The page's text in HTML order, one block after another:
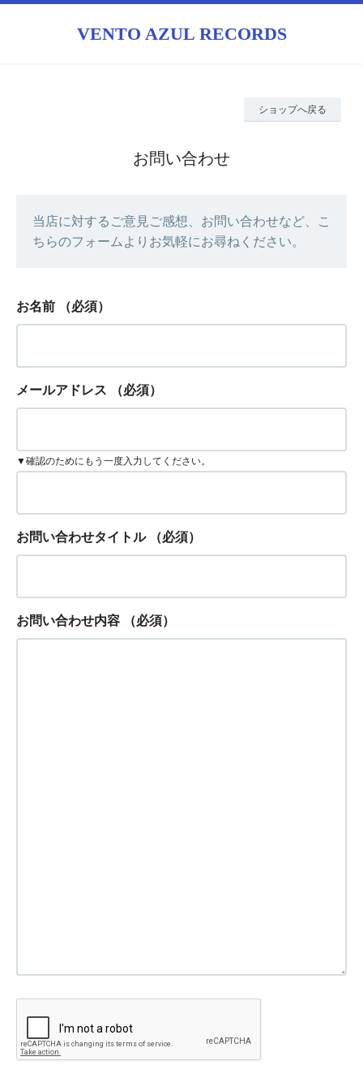
VENTO AZUL RECORDS
ショップへ戻る
お問い合わせ
当店に対するご意見ご感想、お問い合わせなど、こ
ちらのフォームよりお気軽にお尋ねください。
お名前 （必須）
メールアドレス （必須）
▼確認のためにもう一度入力してください。
お問い合わせタイトル （必須）
お問い合わせ内容 （必須）